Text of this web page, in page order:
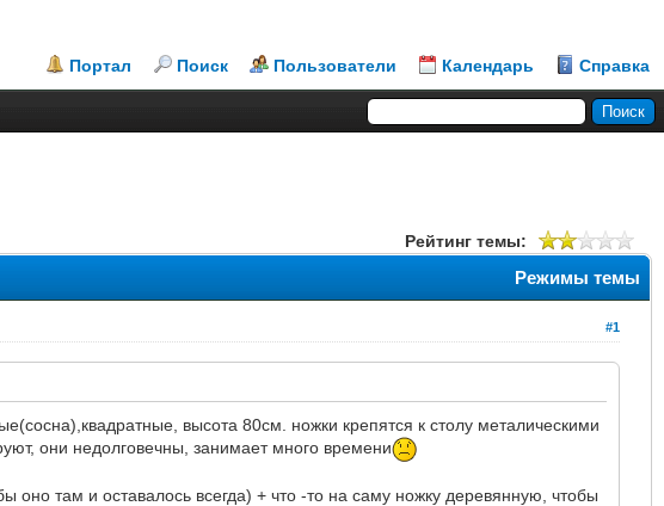
Портал Поиск Пользователи Календарь Справка
Рейтинг темы:
Режимы темы
#1
высота 80см. ножки крепятся к столу металическими
они недолговечны, занимает много времени
оно там и оставалось всегда) + что -то на саму ножку деревянную, чтобы